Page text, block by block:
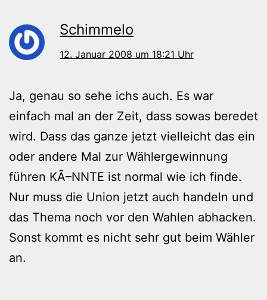
Schimmelo
12. Januar 2008 um 18:21 Uhr
Ja, genau so sehe ichs auch. Es war
einfach mal an der Zeit, dass sowas beredet
wird. Dass das ganze jetzt vielleicht das ein
oder andere Mal zur Wählergewinnung
führen KÃ–NNTE ist normal wie ich finde.
Nur muss die Union jetzt auch handeln und
das Thema noch vor den Wahlen abhacken.
Sonst kommt es nicht sehr gut beim Wähler
an.